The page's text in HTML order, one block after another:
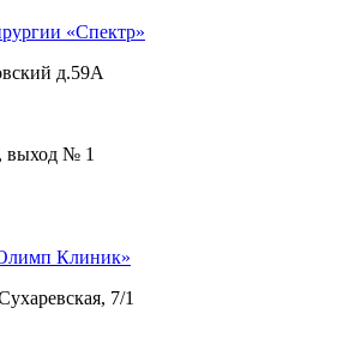
«Спектр»
д.59А
выход № 1
Клиник»
7/1